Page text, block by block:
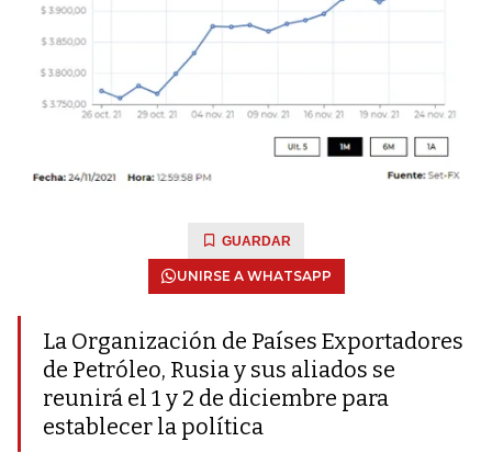
GUARDAR
UNIRSE A WHATSAPP
La Organización de Países Exportadores
de Petróleo, Rusia y sus aliados se
reunirá el 1 y 2 de diciembre para
establecer la política